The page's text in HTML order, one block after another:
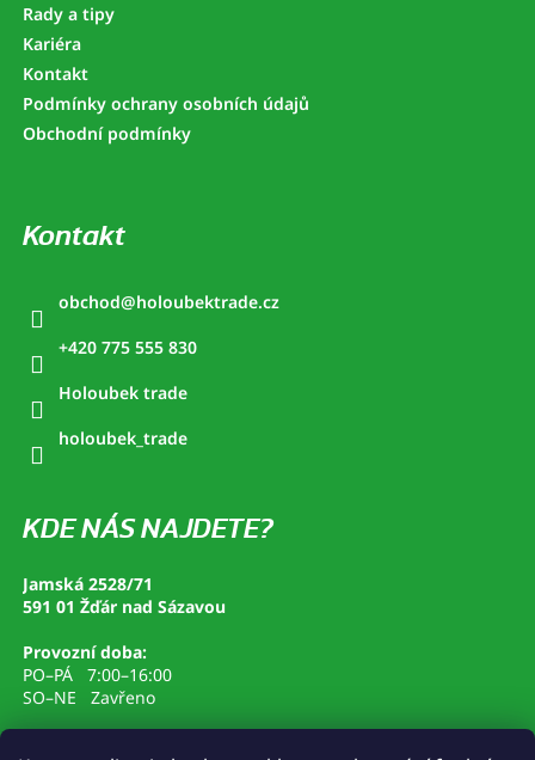
Rady a tipy
Kariéra
Kontakt
Podmínky ochrany osobních údajů
Obchodní podmínky
Kontakt
obchod@holoubektrade.cz
+420 775 555 830
Holoubek trade
holoubek_trade
KDE NÁS NAJDETE?
Jamská 2528/71
591 01 Žďár nad Sázavou
Provozní doba:
PO–PÁ 7:00–16:00
SO–NE Zavřeno